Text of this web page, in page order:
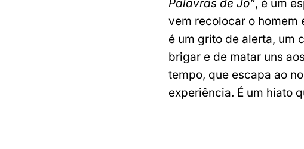
Palavras de Jó”, é um
vem recolocar o homem
é um grito de alerta, um
brigar e de matar uns
tempo, que escapa ao
experiência. É um hiato